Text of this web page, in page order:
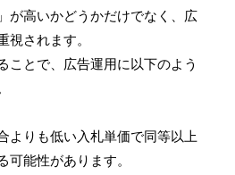
が高いかどうかだけでなく、広
視されます。
ことで、広告運用に以下のよう
よりも低い入札単価で同等以上
可能性があります。